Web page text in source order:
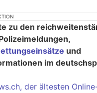
zu den
und
im
der ältesten